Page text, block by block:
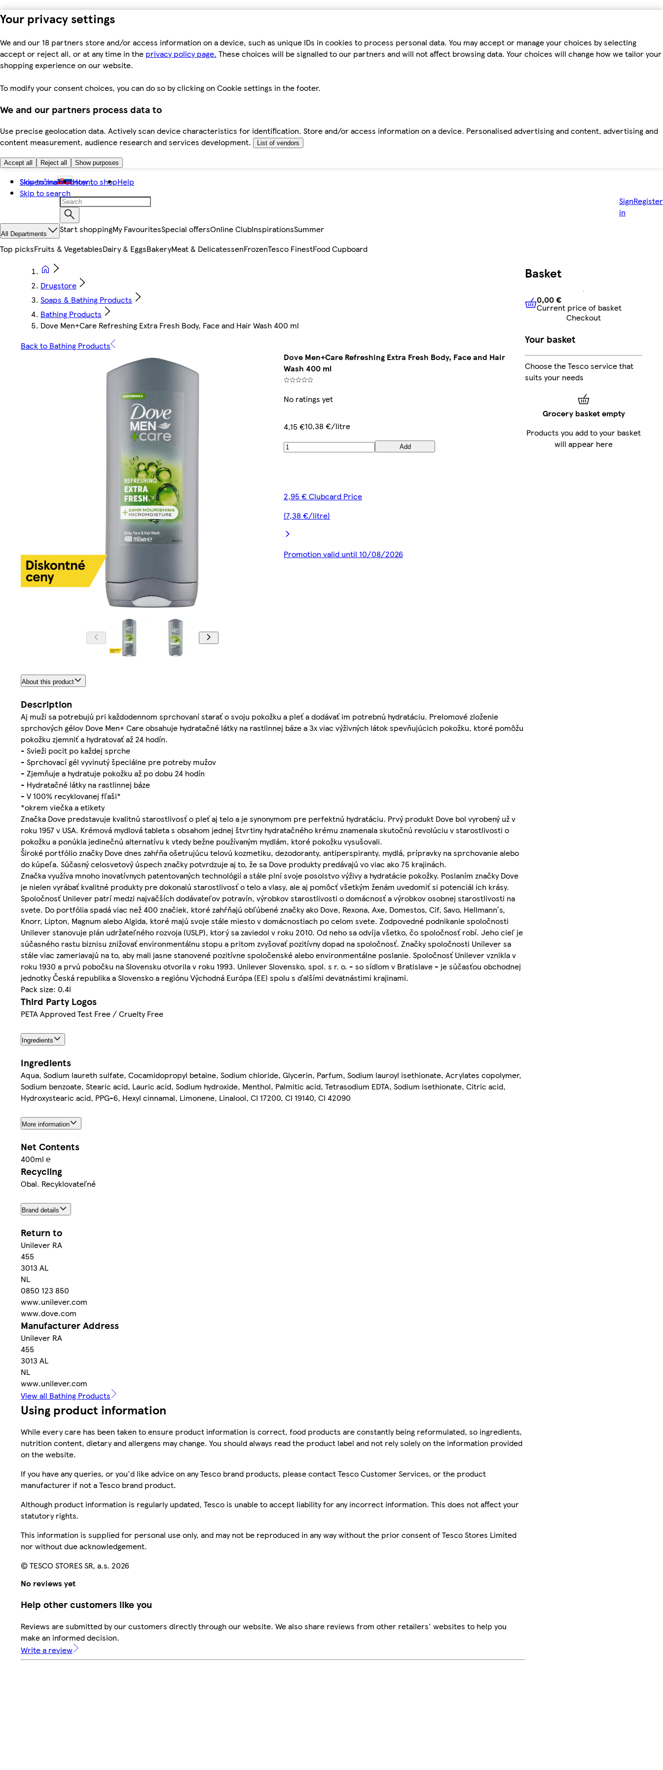
Your privacy settings
We and our 18 partners store and/or access information on a device, such as unique IDs in cookies to process personal data. You may accept or manage your choices by selecting
accept or reject all, or at any time in the privacy policy page. These choices will be signalled to our partners and will not affect browsing data. Your choices will change how we tailor your
shopping experience on our website.
To modify your consent choices, you can do so by clicking on Cookie settings in the footer.
We and our partners process data to
Use precise geolocation data. Actively scan device characteristics for identification. Store and/or access information on a device. Personalised advertising and content, advertising and
content measurement, audience research and services development.
List of vendors
Accept all Reject all Show purposes
Skip to main content
Skip to search
Slovenčina How to shopHelp
Sign
in
Register
All Departments Start shoppingMy FavouritesSpecial offersOnline ClubInspirationsSummer
Top picksFruits & VegetablesDairy & EggsBakeryMeat & DelicatessenFrozenTesco FinestFood Cupboard
Drugstore
Soaps & Bathing Products
Bathing Products
Dove Men+Care Refreshing Extra Fresh Body, Face and Hair Wash 400 ml
Back to Bathing Products
Dove Men+Care Refreshing Extra Fresh Body, Face and Hair
Wash 400 ml
No ratings yet
4,15 €10,38 €/litre
Add
2,95 € Clubcard Price
(7,38 €/litre)
Promotion valid until 10/08/2026
About this product
Description
Aj muži sa potrebujú pri každodennom sprchovaní starať o svoju pokožku a pleť a dodávať im potrebnú hydratáciu. Prelomové zloženie
sprchových gélov Dove Men+ Care obsahuje hydratačné látky na rastlinnej báze a 3x viac výživných látok spevňujúcich pokožku, ktoré pomôžu
pokožku zjemniť a hydratovať až 24 hodín.
- Svieži pocit po každej sprche
- Sprchovací gél vyvinutý špeciálne pre potreby mužov
- Zjemňuje a hydratuje pokožku až po dobu 24 hodín
- Hydratačné látky na rastlinnej báze
- V 100% recyklovanej fľaši*
*okrem viečka a etikety
Značka Dove predstavuje kvalitnú starostlivosť o pleť aj telo a je synonymom pre perfektnú hydratáciu. Prvý produkt Dove bol vyrobený už v
roku 1957 v USA. Krémová mydlová tableta s obsahom jednej štvrtiny hydratačného krému znamenala skutočnú revolúciu v starostlivosti o
pokožku a ponúkla jedinečnú alternatívu k vtedy bežne používaným mydlám, ktoré pokožku vysušovali.
Široké portfólio značky Dove dnes zahŕňa ošetrujúcu telovú kozmetiku, dezodoranty, antiperspiranty, mydlá, prípravky na sprchovanie alebo
do kúpeľa. Súčasný celosvetový úspech značky potvrdzuje aj to, že sa Dove produkty predávajú vo viac ako 75 krajinách.
Značka využíva mnoho inovatívnych patentovaných technológií a stále plní svoje posolstvo výživy a hydratácie pokožky. Poslaním značky Dove
je nielen vyrábať kvalitné produkty pre dokonalú starostlivosť o telo a vlasy, ale aj pomôcť všetkým ženám uvedomiť si potenciál ich krásy.
Spoločnosť Unilever patrí medzi najväčších dodávateľov potravín, výrobkov starostlivosti o domácnosť a výrobkov osobnej starostlivosti na
svete. Do portfólia spadá viac než 400 značiek, ktoré zahŕňajú obľúbené značky ako Dove, Rexona, Axe, Domestos, Cif, Savo, Hellmann´s,
Knorr, Lipton, Magnum alebo Algida, ktoré majú svoje stále miesto v domácnostiach po celom svete. Zodpovedné podnikanie spoločnosti
Unilever stanovuje plán udržateľného rozvoja (USLP), ktorý sa zaviedol v roku 2010. Od neho sa odvíja všetko, čo spoločnosť robí. Jeho cieľ je
súčasného rastu biznisu znižovať environmentálnu stopu a pritom zvyšovať pozitívny dopad na spoločnosť. Značky spoločnosti Unilever sa
stále viac zameriavajú na to, aby mali jasne stanovené pozitívne spoločenské alebo environmentálne poslanie. Spoločnosť Unilever vznikla v
roku 1930 a prvú pobočku na Slovensku otvorila v roku 1993. Unilever Slovensko, spol. s r. o. - so sídlom v Bratislave - je súčasťou obchodnej
jednotky Česká republika a Slovensko a regiónu Východná Európa (EE) spolu s ďalšími devätnástimi krajinami.
Pack size: 0.4l
Third Party Logos
PETA Approved Test Free / Cruelty Free
Ingredients
Ingredients
Aqua, Sodium laureth sulfate, Cocamidopropyl betaine, Sodium chloride, Glycerin, Parfum, Sodium lauroyl isethionate, Acrylates copolymer,
Sodium benzoate, Stearic acid, Lauric acid, Sodium hydroxide, Menthol, Palmitic acid, Tetrasodium EDTA, Sodium isethionate, Citric acid,
Hydroxystearic acid, PPG-6, Hexyl cinnamal, Limonene, Linalool, CI 17200, CI 19140, CI 42090
More information
Net Contents
400ml ℮
Recycling
Obal. Recyklovateľné
Brand details
Return to
Unilever RA
455
3013 AL
NL
0850 123 850
www.unilever.com
www.dove.com
Manufacturer Address
Unilever RA
455
3013 AL
NL
www.unilever.com
View all Bathing Products
Using product information
While every care has been taken to ensure product information is correct, food products are constantly being reformulated, so ingredients,
nutrition content, dietary and allergens may change. You should always read the product label and not rely solely on the information provided
on the website.
If you have any queries, or you'd like advice on any Tesco brand products, please contact Tesco Customer Services, or the product
manufacturer if not a Tesco brand product.
Although product information is regularly updated, Tesco is unable to accept liability for any incorrect information. This does not affect your
statutory rights.
This information is supplied for personal use only, and may not be reproduced in any way without the prior consent of Tesco Stores Limited
nor without due acknowledgement.
© TESCO STORES SR, a.s. 2026
No reviews yet
Help other customers like you
Reviews are submitted by our customers directly through our website. We also share reviews from other retailers' websites to help you
make an informed decision.
Write a review
Basket
0,00 €Current price of
0,00 €
Current price of basket
Checkout
Your basket
Choose the Tesco service that
suits your needs
Grocery basket empty
Products you add to your basket
will appear here